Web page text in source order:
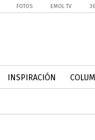
FOTOS EMOL TV
INSPIRACIÓN